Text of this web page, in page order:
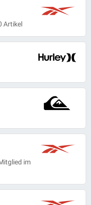
Artikel
im